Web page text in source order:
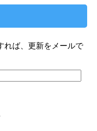
れば、更新をメールで